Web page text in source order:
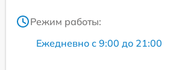
Режим работы:
Ежедневно с 9:00 до 21:00